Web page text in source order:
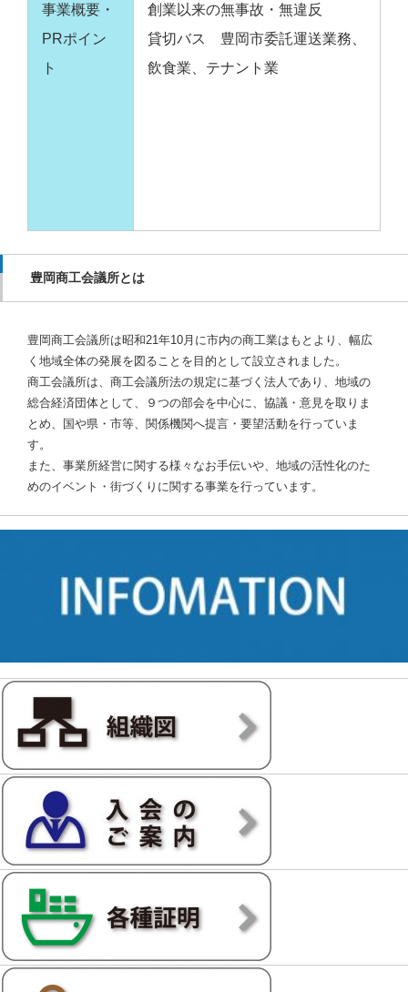
事業概要・
PRポイン
ト
創業以来の無事故・無違反
貸切バス 豊岡市委託運送業務、
飲食業、テナント業
豊岡商工会議所とは
豊岡商工会議所は昭和21年10月に市内の商工業はもとより、幅広
く地域全体の発展を図ることを目的として設立されました。
商工会議所は、商工会議所法の規定に基づく法人であり、地域の
総合経済団体として、９つの部会を中心に、協議・意見を取りま
とめ、国や県・市等、関係機関へ提言・要望活動を行っていま
す。
また、事業所経営に関する様々なお手伝いや、地域の活性化のた
めのイベント・街づくりに関する事業を行っています。